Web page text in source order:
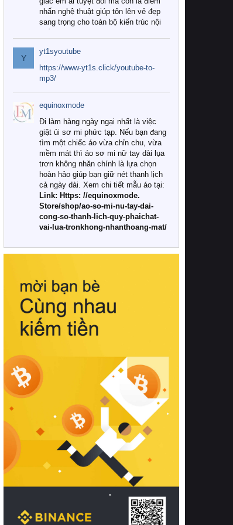
nhấn nghệ thuật giúp tôn lên vẻ đẹp
sang trọng cho toàn bộ kiến trúc nội
Tuy nhiên, giữa thị trường đa dạng
với vô vàn thương hiệu và mẫu mã
như hiện nay, làm thế nào để chọn
được những bộ chăn ga gối đệm cao
cấp thực sự chất lượng, phù hợp với
khí hậu và nhu cầu sử dụng của gia
đình? Hãy cùng chúng tôi đi tìm lời
giải đáp chi tiết qua bài viết dưới đây.
1. Tại sao các gia đình hiện đại lại ưa
chuộng chăn ga gối đệm cao cấp?
Khác với các dòng sản phẩm thông
thường, những bộ chăn ga gối đệm
cao cấp trải qua quy trình sản xuất
nghiêm ngặt từ khâu chọn lọc nguyên
liệu tự nhiên đến công nghệ dệt
nhuộm hiện đại không chứa hóa chất
này, bạn sẽ cảm nhận rõ rệt sự khác
hồi chuẩn xác của phần đệm nâng đỡ
cột sống.
Bên cạnh đó, việc lựa chọn các dòng
sản phẩm đạt chuẩn chất lượng quốc
tế còn giúp ngăn ngừa tình trạng kích
khuẩn và nấm mốc trong điều kiện
thời tiết nóng ẩm. Bạn có thể tìm hiểu
thêm các nghiên cứu khoa học về tác
động của giấc ngủ và môi trường
phòng ngủ đối với sức khỏe con
người tại Sleep Foundation (External
Link) để có cái nhìn toàn diện hơn.
2. Các tiêu chí vàng khi lựa chọn
chăn ga gối đệm cao cấp cho phòng
ngủ
Để sở hữu một bộ chăn ga gối đệm
cao cấp hoàn hảo cả về thẩm mỹ lẫn
công năng, người tiêu dùng cần cân
nhắc kỹ lưỡng các tiêu chí quan trọng
Y
yt1syoutube
https://www-yt1s.click/youtube-to-
mp3/
equinoxmode
Đi làm hàng ngày ngại nhất là việc
giặt ủi sơ mi phức tạp. Nếu bạn đang
tìm một chiếc áo vừa chỉn chu, vừa
mềm mát thì áo sơ mi nữ tay dài lụa
trơn không nhăn chính là lựa chọn
hoàn hảo giúp bạn giữ nét thanh lịch
cả ngày dài. Xem chi tiết mẫu áo tại:
Link: Https: //equinoxmode.
Store/shop/ao-so-mi-nu-tay-dai-
cong-so-thanh-lich-quy-phaichat-
vai-lua-tronkhong-nhanthoang-mat/